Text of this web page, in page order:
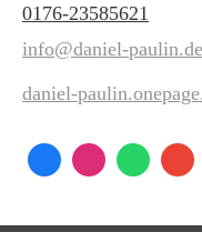
0176-23585621
info@daniel-paulin.de
daniel-